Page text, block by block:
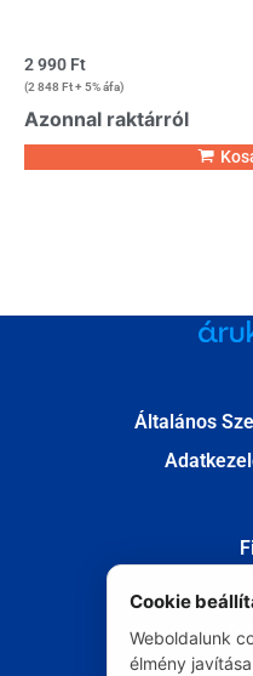
2 990 Ft
(2 848 Ft+ 5% áfa)
Azonnal raktárról
Általános
Cookie
Weboldalunk
élmény